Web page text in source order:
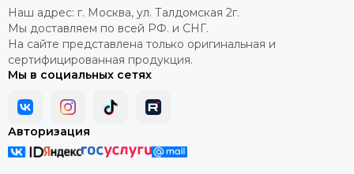
Наш адрес: г. Москва, ул. Талдомская 2г.
Мы доставляем по всей РФ. и СНГ.
На сайте представлена только оригинальная и
сертифицированная продукция.
Мы в социальных сетях
Авторизация